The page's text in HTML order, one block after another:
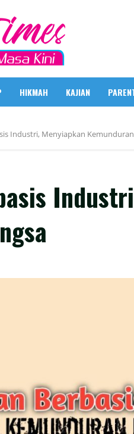
HIKMAH KAJIAN
Industri, Menyiapkan